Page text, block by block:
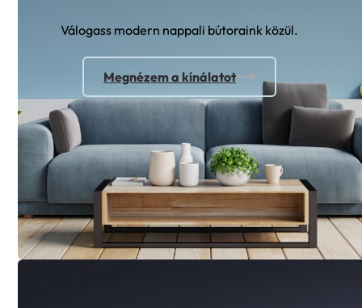
Válogass modern nappali bútoraink közül.
Megnézem a kínálatot